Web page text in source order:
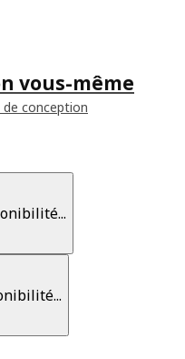
vous-même
de conception